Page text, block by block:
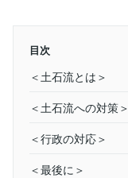
目次
＜土石流とは＞
＜土石流への対策＞
＜行政の対応＞
＜最後に＞